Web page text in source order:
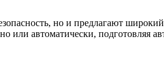
но и предлагают
или автоматически, подготовляя